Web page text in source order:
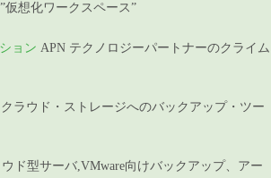
仮想化ワークスペース”
ョン APN テクノロジーパートナーのクライム
クラウド・ストレージへのバックアップ・ツー
ド型サーバ,VMware向けバックアップ、アー